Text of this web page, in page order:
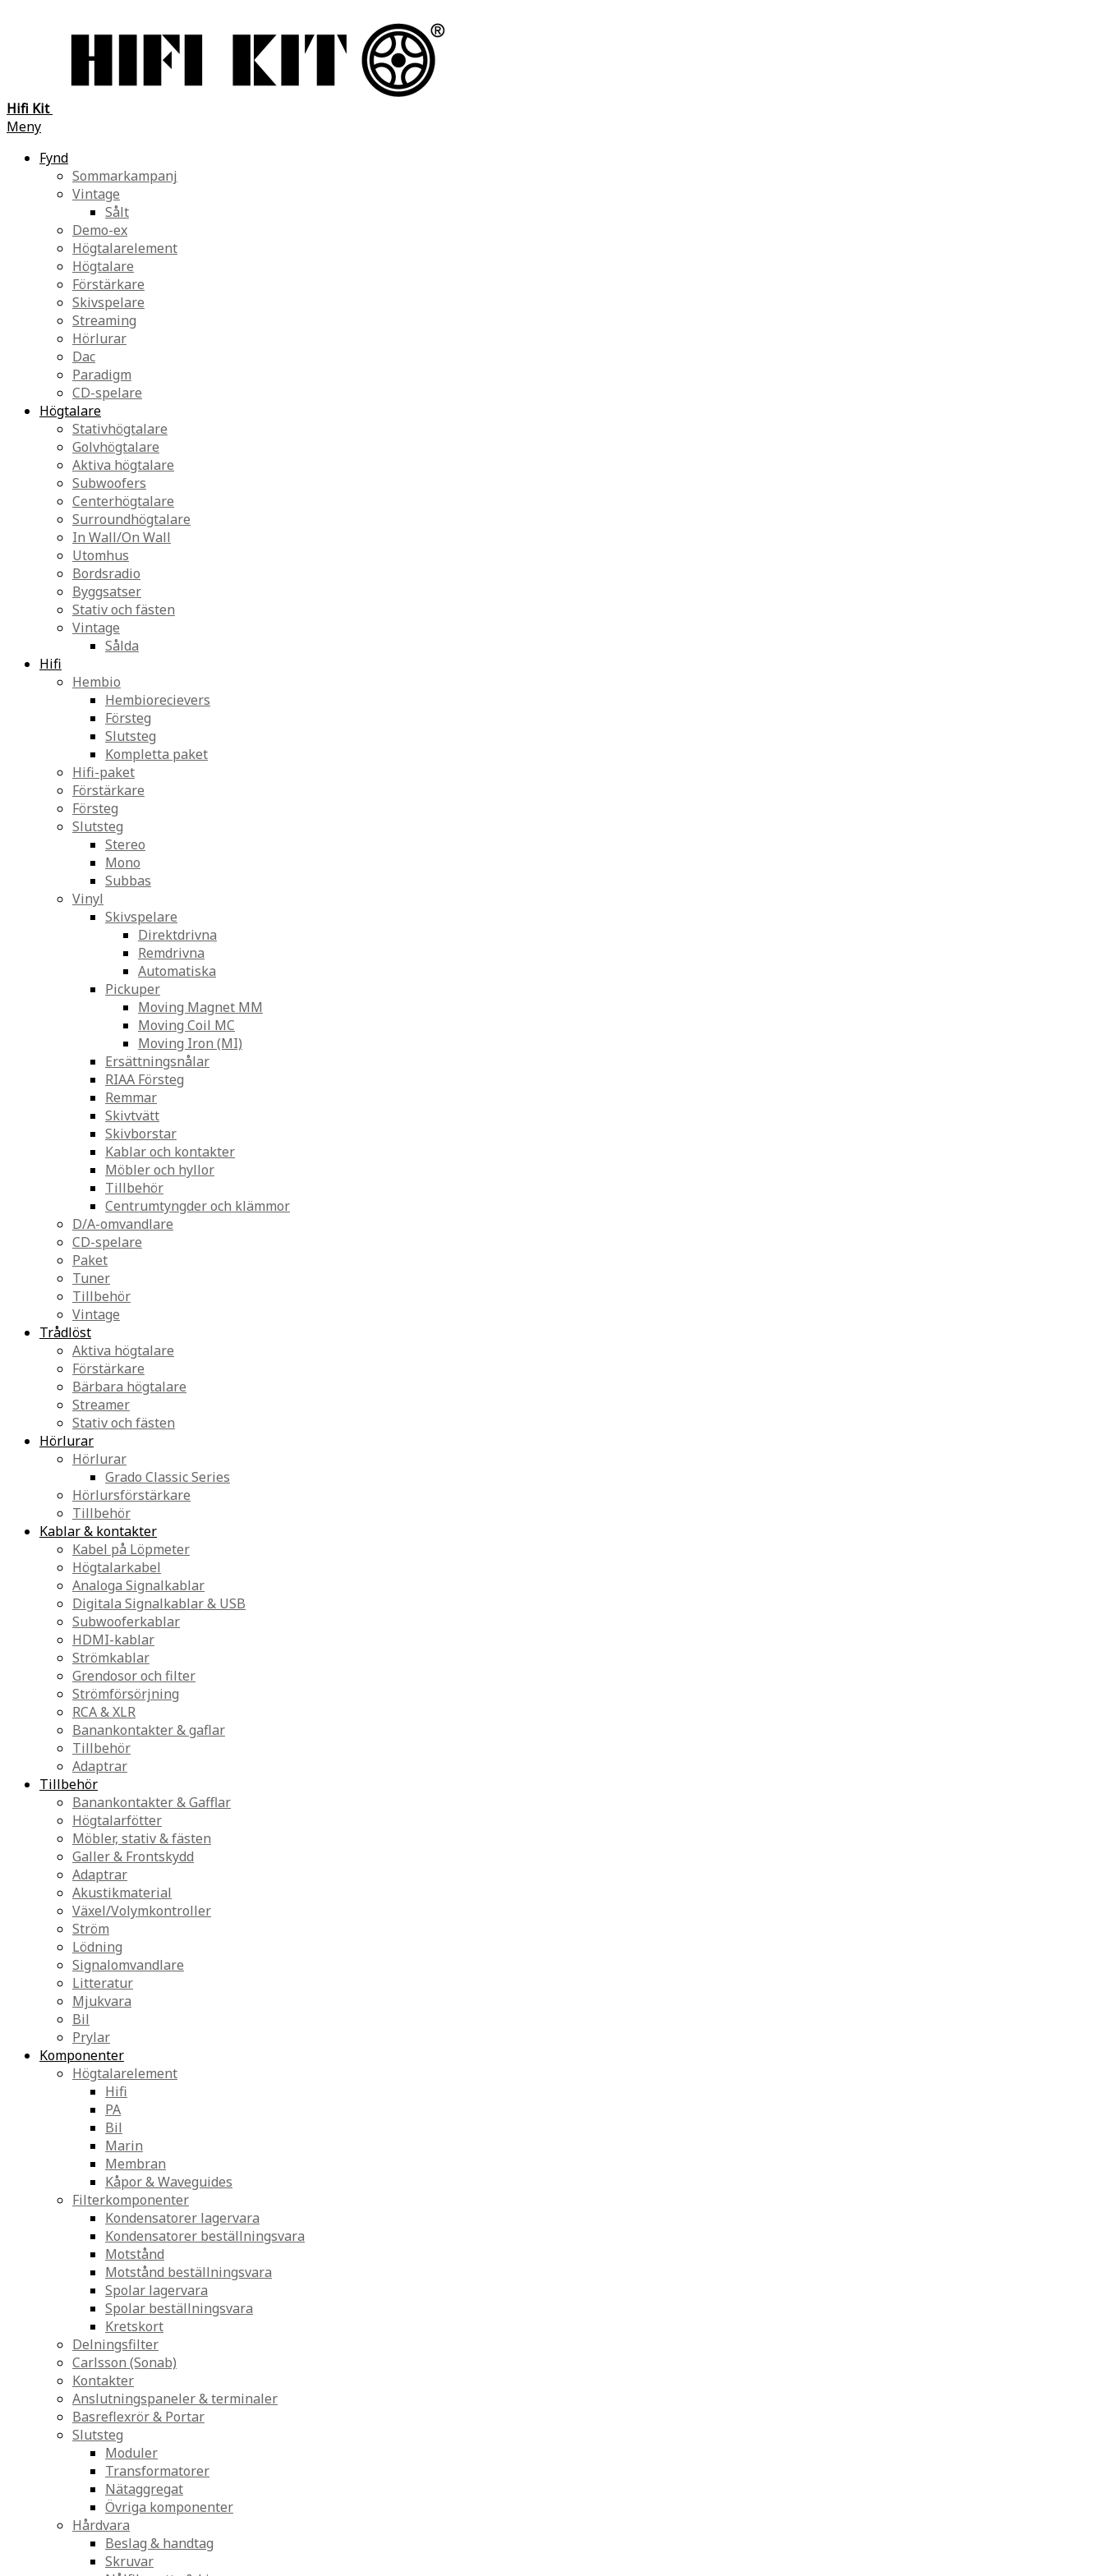
Hifi Kit
Meny
Fynd
Sommarkampanj
Vintage
Sålt
Demo-ex
Högtalarelement
Högtalare
Förstärkare
Skivspelare
Streaming
Hörlurar
Dac
Paradigm
CD-spelare
Högtalare
Stativhögtalare
Golvhögtalare
Aktiva högtalare
Subwoofers
Centerhögtalare
Surroundhögtalare
In Wall/On Wall
Utomhus
Bordsradio
Byggsatser
Stativ och fästen
Vintage
Sålda
Hifi
Hembio
Hembiorecievers
Försteg
Slutsteg
Kompletta paket
Hifi-paket
Förstärkare
Försteg
Slutsteg
Stereo
Mono
Subbas
Vinyl
Skivspelare
Direktdrivna
Remdrivna
Automatiska
Pickuper
Moving Magnet MM
Moving Coil MC
Moving Iron (MI)
Ersättningsnålar
RIAA Försteg
Remmar
Skivtvätt
Skivborstar
Kablar och kontakter
Möbler och hyllor
Tillbehör
Centrumtyngder och klämmor
D/A-omvandlare
CD-spelare
Paket
Tuner
Tillbehör
Vintage
Trådlöst
Aktiva högtalare
Förstärkare
Bärbara högtalare
Streamer
Stativ och fästen
Hörlurar
Hörlurar
Grado Classic Series
Hörlursförstärkare
Tillbehör
Kablar & kontakter
Kabel på Löpmeter
Högtalarkabel
Analoga Signalkablar
Digitala Signalkablar & USB
Subwooferkablar
HDMI-kablar
Strömkablar
Grendosor och filter
Strömförsörjning
RCA & XLR
Banankontakter & gaflar
Tillbehör
Adaptrar
Tillbehör
Banankontakter & Gafflar
Högtalarfötter
Möbler, stativ & fästen
Galler & Frontskydd
Adaptrar
Akustikmaterial
Växel/Volymkontroller
Ström
Lödning
Signalomvandlare
Litteratur
Mjukvara
Bil
Prylar
Komponenter
Högtalarelement
Hifi
PA
Bil
Marin
Membran
Kåpor & Waveguides
Filterkomponenter
Kondensatorer lagervara
Kondensatorer beställningsvara
Motstånd
Motstånd beställningsvara
Spolar lagervara
Spolar beställningsvara
Kretskort
Delningsfilter
Carlsson (Sonab)
Kontakter
Anslutningspaneler & terminaler
Basreflexrör & Portar
Slutsteg
Moduler
Transformatorer
Nätaggregat
Övriga komponenter
Hårdvara
Beslag & handtag
Skruvar